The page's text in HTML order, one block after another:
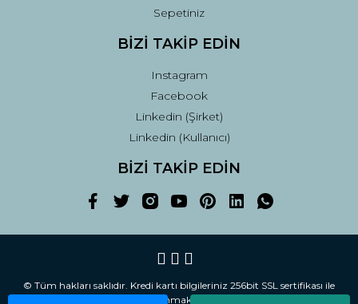
Sepetiniz
BİZİ TAKİP EDİN
Instagram
Facebook
Linkedin (Şirket)
Linkedin (Kullanıcı)
BİZİ TAKİP EDİN
© Tüm hakları saklıdır. Kredi kartı bilgileriniz 256bit SSL sertifikası ile
korunmaktadır.